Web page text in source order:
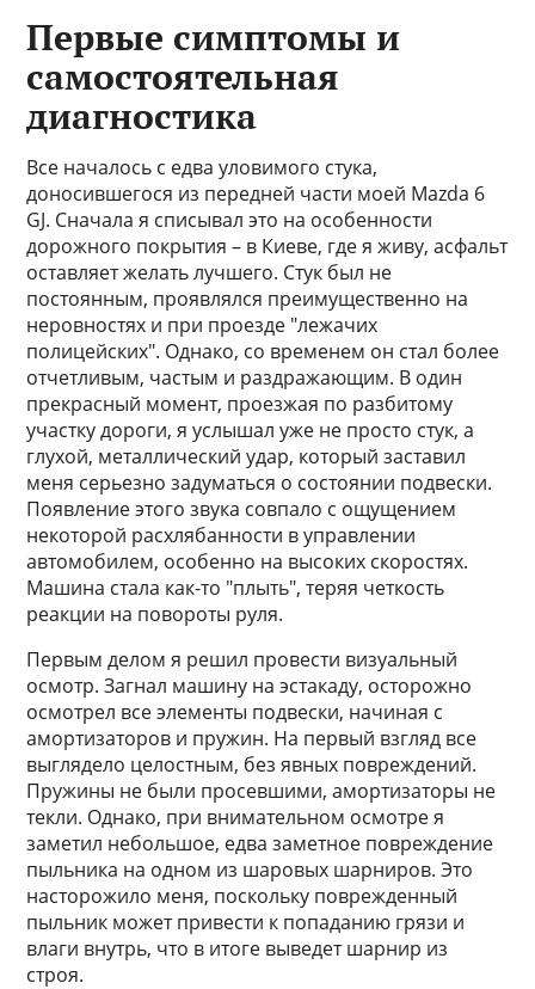
Первые симптомы и
самостоятельная
диагностика
Все началось с едва уловимого стука,
доносившегося из передней части моей Mazda 6
GJ. Сначала я списывал это на особенности
дорожного покрытия – в Киеве, где я живу, асфальт
оставляет желать лучшего. Стук был не
постоянным, проявлялся преимущественно на
неровностях и при проезде "лежачих
полицейских". Однако, со временем он стал более
отчетливым, частым и раздражающим. В один
прекрасный момент, проезжая по разбитому
участку дороги, я услышал уже не просто стук, а
глухой, металлический удар, который заставил
меня серьезно задуматься о состоянии подвески.
Появление этого звука совпало с ощущением
некоторой расхлябанности в управлении
автомобилем, особенно на высоких скоростях.
Машина стала как-то "плыть", теряя четкость
реакции на повороты руля.
Первым делом я решил провести визуальный
осмотр. Загнал машину на эстакаду, осторожно
осмотрел все элементы подвески, начиная с
амортизаторов и пружин. На первый взгляд все
выглядело целостным, без явных повреждений.
Пружины не были просевшими, амортизаторы не
текли. Однако, при внимательном осмотре я
заметил небольшое, едва заметное повреждение
пыльника на одном из шаровых шарниров. Это
насторожило меня, поскольку поврежденный
пыльник может привести к попаданию грязи и
влаги внутрь, что в итоге выведет шарнир из
строя.